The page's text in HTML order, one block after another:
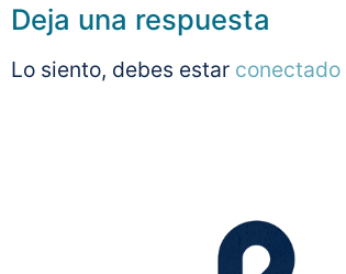
Deja una respuesta
Lo siento, debes estar conectado